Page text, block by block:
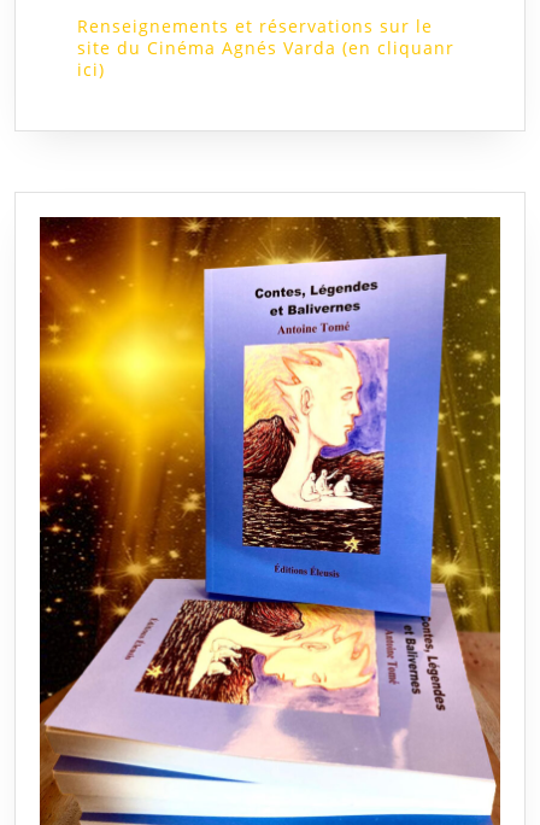
Renseignements et réservations sur le
site du Cinéma Agnés Varda (en cliquanr
ici)